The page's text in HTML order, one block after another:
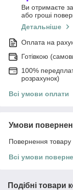
Ви отримаєте
або гроші
Детальніше
Оплата на
Готівкою
100%
розрахунок)
Всі умови оплати
Умови
Повернення товару
Всі умови
Подібні товари